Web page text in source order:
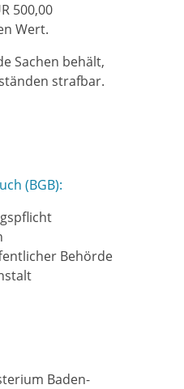
500,00
Wert.
Sachen behält,
strafbar.
(BGB):
Behörde
Baden-